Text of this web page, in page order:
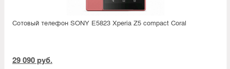
Сотовый телефон SONY E5823 Xperia Z5 compact Coral
29 090 руб.